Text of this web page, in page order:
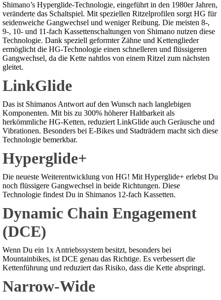
Shimano’s Hyperglide-Technologie, eingeführt in den 1980er Jahren,
veränderte das Schaltspiel. Mit speziellen Ritzelprofilen sorgt HG für
seidenweiche Gangwechsel und weniger Reibung. Die meisten 8-,
9-, 10- und 11-fach Kassettenschaltungen von Shimano nutzen diese
Technologie. Dank speziell geformter Zähne und Kettenglieder
ermöglicht die HG-Technologie einen schnelleren und flüssigeren
Gangwechsel, da die Kette nahtlos von einem Ritzel zum nächsten
gleitet.
LinkGlide
Das ist Shimanos Antwort auf den Wunsch nach langlebigen
Komponenten. Mit bis zu 300% höherer Haltbarkeit als
herkömmliche HG-Ketten, reduziert LinkGlide auch Geräusche und
Vibrationen. Besonders bei E-Bikes und Stadträdern macht sich diese
Technologie bemerkbar.
Hyperglide+
Die neueste Weiterentwicklung von HG! Mit Hyperglide+ erlebst Du
noch flüssigere Gangwechsel in beide Richtungen. Diese
Technologie findest Du in Shimanos 12-fach Kassetten.
Dynamic Chain Engagement
(DCE)
Wenn Du ein 1x Antriebssystem besitzt, besonders bei
Mountainbikes, ist DCE genau das Richtige. Es verbessert die
Kettenführung und reduziert das Risiko, dass die Kette abspringt.
Narrow-Wide